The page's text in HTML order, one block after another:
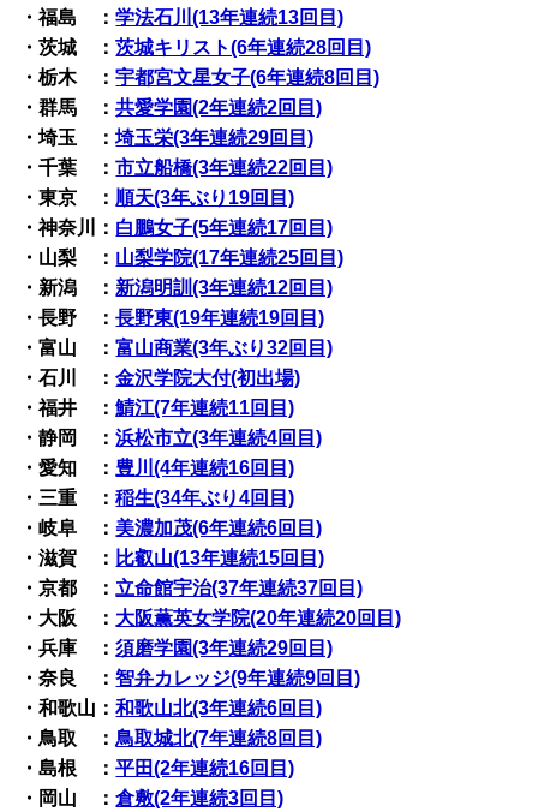
・福島 ：学法石川(13年連続13回目)
・茨城 ：茨城キリスト(6年連続28回目)
・栃木 ：宇都宮文星女子(6年連続8回目)
・群馬 ：共愛学園(2年連続2回目)
・埼玉 ：埼玉栄(3年連続29回目)
・千葉 ：市立船橋(3年連続22回目)
・東京 ： 順天(3年ぶり19回目)
・神奈川： 白鵬女子(5年連続17回目)
・山梨 ： 山梨学院(17年連続25回目)
・新潟 ：新潟明訓(3年連続12回目)
・長野 ：長野東(19年連続19回目)
・富山 ：富山商業(3年ぶり32回目)
・石川 ：金沢学院大付(初出場)
・福井 ：鯖江(7年連続11回目)
・静岡 ：浜松市立(3年連続4回目)
・愛知 ：豊川(4年連続16回目)
・三重 ：稲生(34年ぶり4回目)
・岐阜 ： 美濃加茂(6年連続6回目)
・滋賀 ： 比叡山(13年連続15回目)
・京都 ：立命館宇治(37年連続37回目)
・大阪 ： 大阪薫英女学院(20年連続20回目)
・兵庫 ：須磨学園(3年連続29回目)
・奈良 ：智弁カレッジ(9年連続9回目)
・和歌山：和歌山北(3年連続6回目)
・鳥取 ：鳥取城北(7年連続8回目)
・島根 ：平田(2年連続16回目)
・岡山 ：倉敷(2年連続3回目)